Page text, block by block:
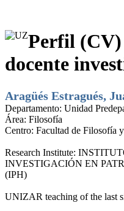
Perfil (CV)
docente
Aragüés Estragués,
Departamento: Unidad
Área: Filosofía
Centro: Facultad de Filosofía
Research Institute:
INVESTIGACIÓN EN
(IPH)
UNIZAR teaching of the last